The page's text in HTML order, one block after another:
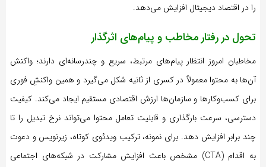
را در اقتصاد دیجیتال افزایش می‌دهد.
تحول در رفتار مخاطب و پیام‌های اثرگذار
مخاطبان امروز انتظار پیام‌های مرتبط، سریع و چندرسانه‌ای دارند؛ واکنش
آن‌ها به محتوا معمولاً در کسری از ثانیه شکل می‌گیرد و همین واکنشِ فوری
برای کسب‌وکارها و سازمان‌ها ارزش اقتصادی مستقیم ایجاد می‌کند. کیفیت
دسترسی، سرعت بارگذاری و قابلیت تعامل محتوا می‌تواند نرخ تبدیل را تا
چند برابر افزایش دهد. برای نمونه، ترکیب ویدئوی کوتاه، زیرنویس و دعوت
به اقدام (CTA) مشخص باعث افزایش مشارکت در شبکه‌های اجتماعی